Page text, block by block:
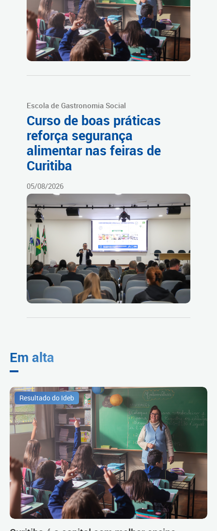
Escola de Gastronomia Social
Curso de boas práticas
reforça segurança
alimentar nas feiras de
Curitiba
05/08/2026
Em alta
Resultado do Ideb